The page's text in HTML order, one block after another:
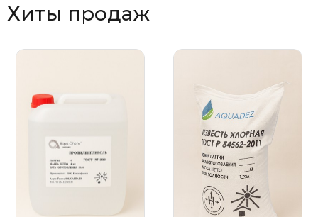
Хиты продаж